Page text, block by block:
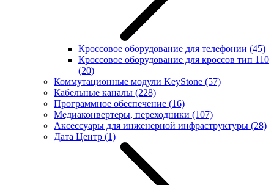
Кроссовое оборудование для телефонии (45)
Кроссовое оборудование для кроссов тип 110
(20)
Коммутационные модули KeyStone (57)
Кабельные каналы (228)
Программное обеспечение (16)
Медиаконвертеры, переходники (107)
Аксессуары для инженерной инфраструктуры (28)
Дата Центр (1)